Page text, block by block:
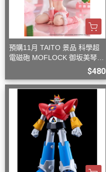
預購11月 TAITO 景品 科學超
電磁砲 MOFLOCK 御坂美琴
$480